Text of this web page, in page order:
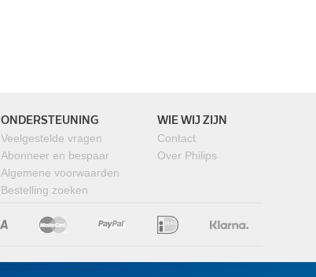
ONDERSTEUNING
Veelgestelde vragen
Abonneer en bespaar
Algemene voorwaarden
Bestelling zoeken
WIE WIJ ZIJN
Contact
Over Philips